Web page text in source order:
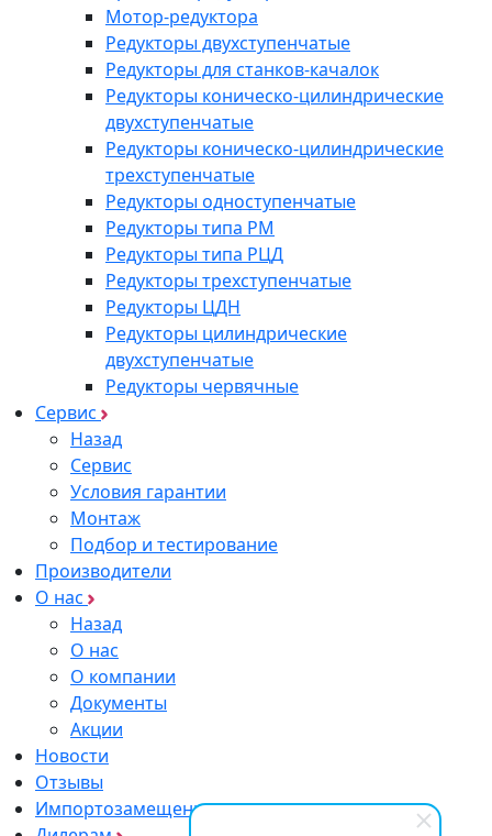
Мотор-редуктора
Редукторы двухступенчатые
Редукторы для станков-качалок
Редукторы коническо-цилиндрические
двухступенчатые
Редукторы коническо-цилиндрические
трехступенчатые
Редукторы одноступенчатые
Редукторы типа РМ
Редукторы типа РЦД
Редукторы трехступенчатые
Редукторы ЦДН
Редукторы цилиндрические
двухступенчатые
Редукторы червячные
Сервис
Назад
Сервис
Условия гарантии
Монтаж
Подбор и тестирование
Производители
О нас
Назад
О нас
О компании
Документы
Акции
Новости
Отзывы
Импортозамещение